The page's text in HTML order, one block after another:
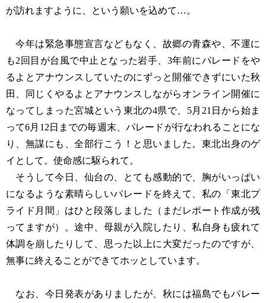
が訪れますように、という願いを込めて…。
今年は緊急事態宣言などもなく、故郷の青森や、不運に
も2回目が台風で中止となった岩手、3年前にパレードをや
るよとアナウンスしていたのにずっと開催できずにいた秋
田、同じくやるよとアナウンスしながらオンライン開催に
なってしまった宮城という東北の4県で、5月21日から始ま
って6月12日までの毎週末、パレードが行なわれることにな
り、無謀にも、全部行こう！と思いました。東北出身のゲ
イとして。使命感に駆られて。
そうして今日、仙台の、とても感動的で、胸がいっぱい
になるような素晴らしいパレードを終えて、私の「東北プ
ライド月間」はひと段落しました（まだレポート作成が残
ってますが）。途中、母親が入院したり、私自身も疲れて
体調を崩したりして、思った以上に大変だったのですが、
無事に終えることができてホッとしています。
なお、今日発表がありましたが、秋には福島でもパレー